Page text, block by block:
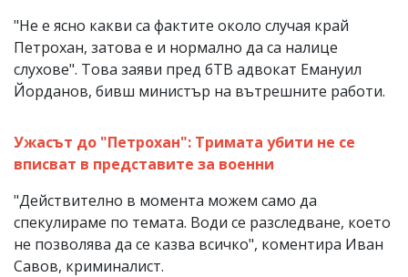
"Не е ясно какви са фактите около случая край
Петрохан, затова е и нормално да са налице
слухове". Това заяви пред бТВ адвокат Емануил
Йорданов, бивш министър на вътрешните работи.
Ужасът до "Петрохан": Тримата убити не се
вписват в представите за военни
"Действително в момента можем само да
спекулираме по темата. Води се разследване, което
не позволява да се казва всичко", коментира Иван
Савов, криминалист.